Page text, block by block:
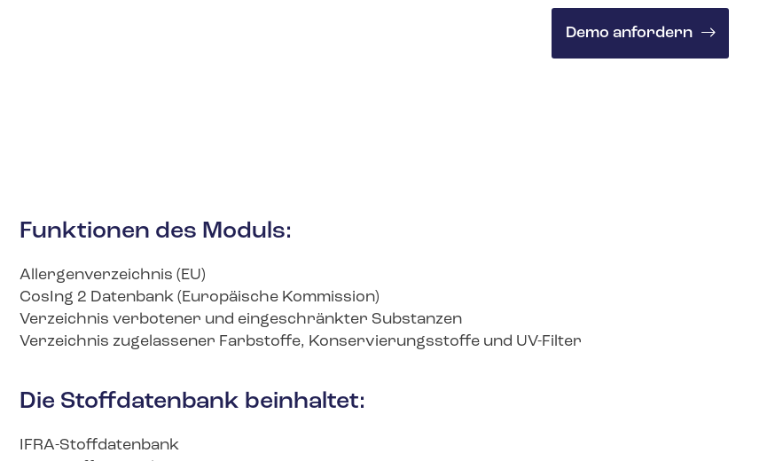
Demo anfordern
Funktionen des Moduls:
Allergenverzeichnis (EU)
CosIng 2 Datenbank (Europäische Kommission)
Verzeichnis verbotener und eingeschränkter Substanzen
Verzeichnis zugelassener Farbstoffe, Konservierungsstoffe und UV-Filter
Die Stoffdatenbank beinhaltet:
IFRA-Stoffdatenbank